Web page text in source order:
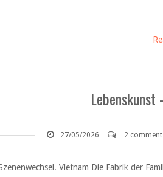
27/05/2026 2
Vietnam Die Fabrik der